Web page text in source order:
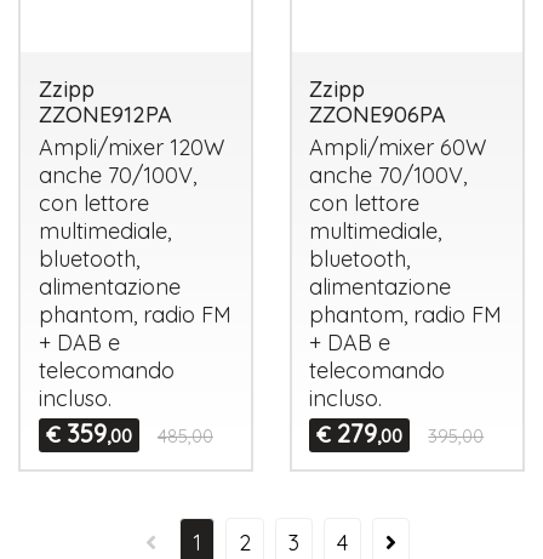
Zzipp
ZZONE912PA
Ampli/mixer 120W
anche 70/100V,
con lettore
multimediale,
bluetooth,
alimentazione
phantom, radio FM
+ DAB e
telecomando
incluso.
€ 359,00 485,00
Zzipp
ZZONE906PA
Ampli/mixer 60W
anche 70/100V,
con lettore
multimediale,
bluetooth,
alimentazione
phantom, radio FM
+ DAB e
telecomando
incluso.
€ 279,00 395,00
1 2 3 4